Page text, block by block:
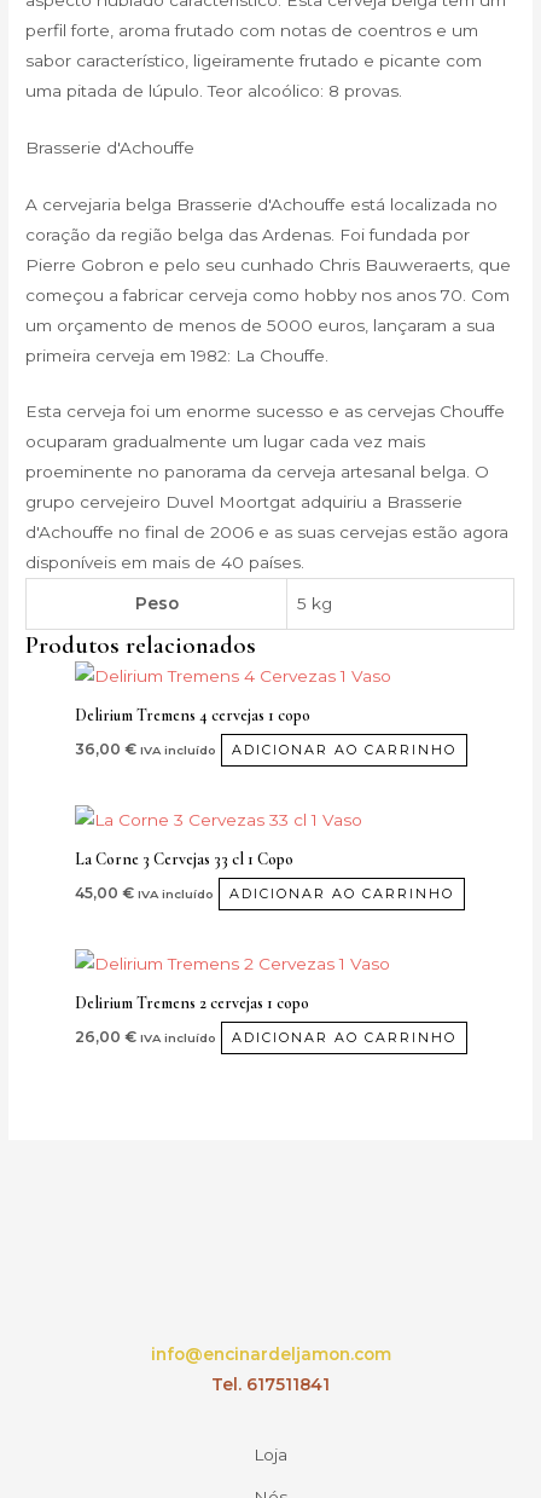
perfil forte, aroma frutado com notas de coentros e um
sabor característico, ligeiramente frutado e picante com
uma pitada de lúpulo. Teor alcoólico: 8 provas.
Brasserie d'Achouffe
A cervejaria belga Brasserie d'Achouffe está localizada no
coração da região belga das Ardenas. Foi fundada por
Pierre Gobron e pelo seu cunhado Chris Bauweraerts, que
começou a fabricar cerveja como hobby nos anos 70. Com
um orçamento de menos de 5000 euros, lançaram a sua
primeira cerveja em 1982: La Chouffe.
Esta cerveja foi um enorme sucesso e as cervejas Chouffe
ocuparam gradualmente um lugar cada vez mais
proeminente no panorama da cerveja artesanal belga. O
grupo cervejeiro Duvel Moortgat adquiriu a Brasserie
d'Achouffe no final de 2006 e as suas cervejas estão agora
disponíveis em mais de 40 países.
Peso 5 kg
Produtos relacionados
Delirium Tremens 4 cervejas 1 copo
36,00€ IVA incluído ADICIONAR AO CARRINHO
La Corne 3 Cervejas 33 cl 1 Copo
45,00€ IVA incluído ADICIONAR AO CARRINHO
Delirium Tremens 2 cervejas 1 copo
26,00€ IVA incluído ADICIONAR AO CARRINHO
info@encinardeljamon.com
Tel. 617511841
Loja